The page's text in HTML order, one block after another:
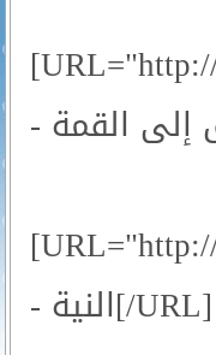
- النية[/URL]